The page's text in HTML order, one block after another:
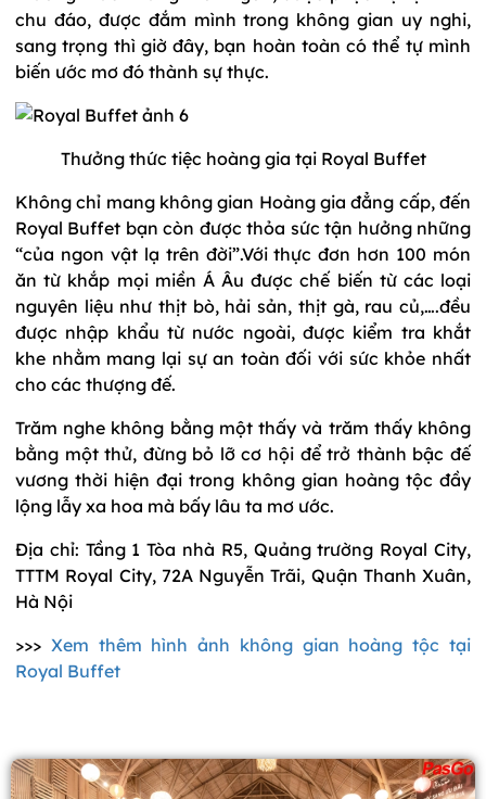
chu đáo, được đắm mình trong không gian uy nghi,
sang trọng thì giờ đây, bạn hoàn toàn có thể tự mình
biến ước mơ đó thành sự thực.
Thưởng thức tiệc hoàng gia tại Royal Buffet
Không chỉ mang không gian Hoàng gia đẳng cấp, đến
Royal Buffet bạn còn được thỏa sức tận hưởng những
“của ngon vật lạ trên đời”.Với thực đơn hơn 100 món
ăn từ khắp mọi miền Á Âu được chế biến từ các loại
nguyên liệu như thịt bò, hải sản, thịt gà, rau củ,….đều
được nhập khẩu từ nước ngoài, được kiểm tra khắt
khe nhằm mang lại sự an toàn đối với sức khỏe nhất
cho các thượng đế.
Trăm nghe không bằng một thấy và trăm thấy không
bằng một thử, đừng bỏ lỡ cơ hội để trở thành bậc đế
vương thời hiện đại trong không gian hoàng tộc đầy
lộng lẫy xa hoa mà bấy lâu ta mơ ước.
Địa chỉ: Tầng 1 Tòa nhà R5, Quảng trường Royal City,
TTTM Royal City, 72A Nguyễn Trãi, Quận Thanh Xuân,
Hà Nội
>>> Xem thêm hình ảnh không gian hoàng tộc tại
Royal Buffet